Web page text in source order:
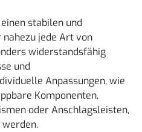
stabilen und
jede Art von
widerstandsfähig
und
Anpassungen, wie
Komponenten,
oder Anschlagsleisten,